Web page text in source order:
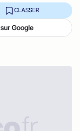
CLASSER
Google